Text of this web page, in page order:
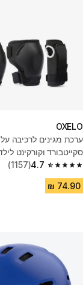
OXELO
ערכת מגינים לרכיבה על
סקייטבורד וקורקינט
4.7
4.7 out of 5 stars from 1157 reviews
(1157)